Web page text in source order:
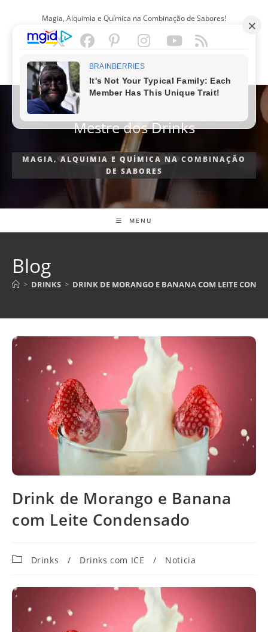
Magia, Alquimia e Química na Combinação de Sabores!
PORTUGUÊS
Mestre dos Drinks
MAGIA, ALQUIMIA E QUÍMICA NA COMBINAÇÃO
DE SABORES
MENU
Blog
> DRINKS > DRINK DE MORANGO E BANANA COM LEITE
Drink de Morango e Banana
com Leite Condensado
Categoria
Drinks / Drinks com ICE / Noticia